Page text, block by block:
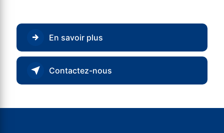
En savoir plus
Contactez-nous